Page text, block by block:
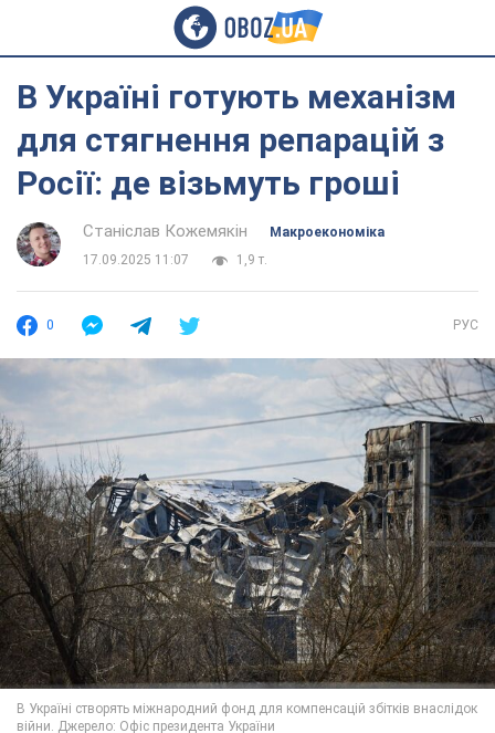
В Україні готують механізм
для стягнення репарацій з
Росії: де візьмуть гроші
Станіслав Кожемякін
Mакроекономіка
17.09.2025 11:07
1,9 т.
0 РУС